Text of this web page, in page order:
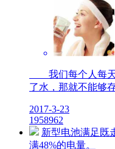
我们每个人每天
了水，那就不能够
2017-3-23
1958962
新型电池满足既
满48%的电量。